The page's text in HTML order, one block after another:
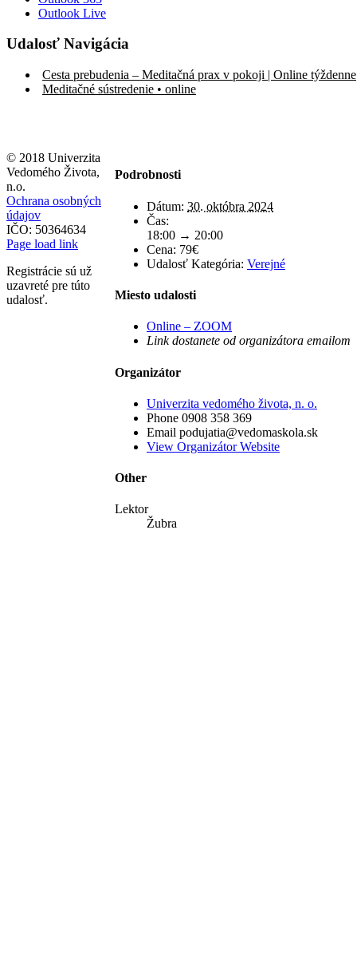
Outlook Live
Udalosť Navigácia
Cesta prebudenia – Meditačná prax v pokoji | Online týždenne
Meditačné sústredenie • online
Podrobnosti
Dátum: 30. októbra 2024
Čas:
18:00 → 20:00
Cena: 79€
Udalosť Kategória: Verejné
Miesto udalosti
Online – ZOOM
Link dostanete od organizátora emailom
Organizátor
Univerzita vedomého života, n. o.
Phone 0908 358 369
Email podujatia@vedomaskola.sk
View Organizátor Website
Other
Lektor
Žubra
© 2018 Univerzita
Vedomého Života,
n.o.
Ochrana osobných
údajov
IČO: 50364634
Page load link
Registrácie sú už
uzavreté pre túto
udalosť.